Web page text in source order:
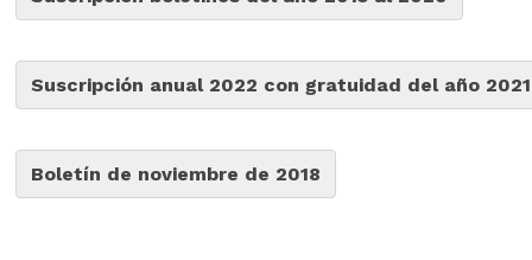
Suscripción anual 2022 con gratuidad del año
Boletín de noviembre de 2018